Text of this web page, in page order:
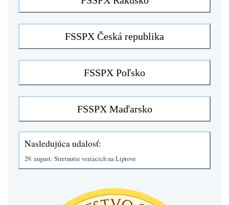
Nasledujúca udalosť:
29. august: Stretnutie veriacich na Liptove